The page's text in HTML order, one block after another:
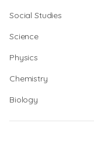
Social Studies
Science
Physics
Chemistry
Biology